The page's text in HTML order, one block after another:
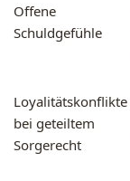
Offene
Schuldgefühle
Loyalitätskonflikte
bei geteiltem
Sorgerecht